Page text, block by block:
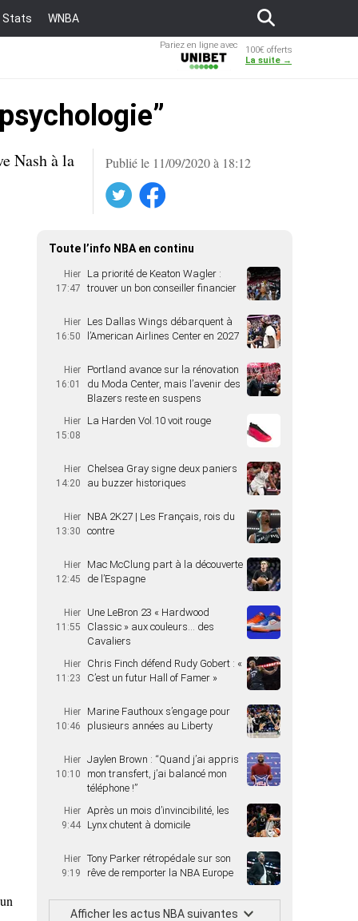
Stats WNBA
Pariez en ligne avec
100€ offerts
La suite →
Publié le 11/09/2020 à 18:12
Facebook
Nash à la
Toute l’info NBA en continu
Hier
17:47
La priorité de Keaton Wagler :
trouver un bon conseiller financier
Hier
16:50
Les Dallas Wings débarquent à
l’American Airlines Center en 2027
Hier
16:01
Portland avance sur la rénovation
du Moda Center, mais l’avenir des
Blazers reste en suspens
Hier
15:08
La Harden Vol.10 voit rouge
Hier
14:20
Chelsea Gray signe deux paniers
au buzzer historiques
Hier
13:30
NBA 2K27 | Les Français, rois du
contre
Hier
12:45
Mac McClung part à la découverte
de l’Espagne
Hier
11:55
Une LeBron 23 « Hardwood
Classic » aux couleurs… des
Cavaliers
Hier
11:23
Chris Finch défend Rudy Gobert : «
C’est un futur Hall of Famer »
Hier
10:46
Marine Fauthoux s’engage pour
plusieurs années au Liberty
Hier
10:10
Jaylen Brown : “Quand j’ai appris
mon transfert, j’ai balancé mon
téléphone !”
Hier
9:44
Après un mois d’invincibilité, les
Lynx chutent à domicile
Hier
9:19
Tony Parker rétropédale sur son
rêve de remporter la NBA Europe
Afficher les actus NBA suivantes